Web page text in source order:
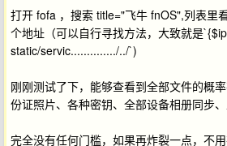
打开 fofa ，搜索 title="飞牛 fnOS",列表里
个地址（可以自行寻找方法，大致就是
static/servic............../../`)
刚刚测试了下，能够查看到全部文件的概
份证照片、各种密钥、全部设备相册同步
完全没有任何门槛，如果再炸裂一点，不